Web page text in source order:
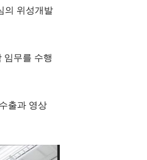
의 위성개발
임무를 수행
출과 영상